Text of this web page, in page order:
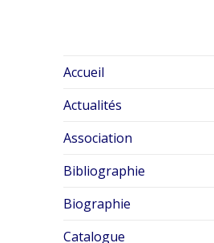
Accueil
Actualités
Association
Bibliographie
Biographie
Catalogue